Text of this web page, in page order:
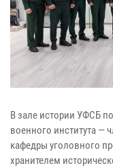
В зале истории УФСБ
военного института —
кафедры уголовного
хранителем